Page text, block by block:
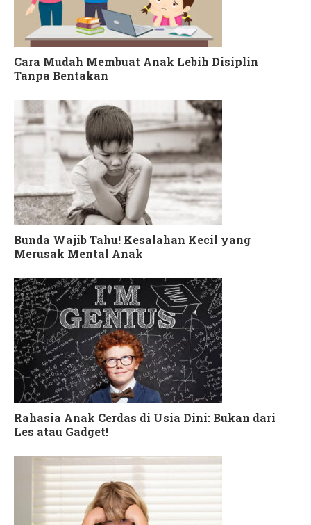
Cara Mudah Membuat Anak Lebih Disiplin
Tanpa Bentakan
Bunda Wajib Tahu! Kesalahan Kecil yang
Merusak Mental Anak
Rahasia Anak Cerdas di Usia Dini: Bukan dari
Les atau Gadget!